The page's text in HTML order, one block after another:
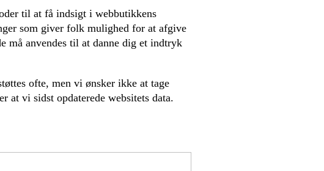
til at få indsigt i webbutikkens
som giver folk mulighed for at afgive
må anvendes til at danne dig et indtryk
ofte, men vi ønsker ikke at tage
at vi sidst opdaterede websitets data.